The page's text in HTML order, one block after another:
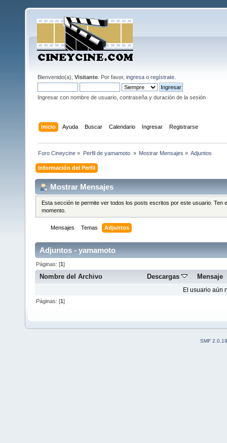
Bienvenido(a), Visitante . Por favor, ingresa o regístrate
Ingresar con nombre de usuario, contraseña y duración de la sesión
Inicio Ayuda Buscar Calendario Ingresar Registrarse
Foro Cineycine » Perfil de yamamoto » Mostrar Mensajes » Adjuntos
Información del Perfil
Mostrar Mensajes
Esta sección te permite ver todos los posts escritos por este usuario.
momento.
Mensajes Temas Adjuntos
Adjuntos - yamamoto
Páginas: [1]
Nombre del Archivo Descargas Mensaje
El usuario aún
Páginas: [1]
SMF 2.0.19